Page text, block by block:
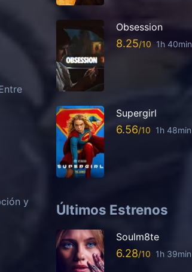
y
Obsession
8.25 1h 40min
Supergirl
6.56 1h 48min
Últimos Estrenos
Soulm8te
6.28 1h 39min